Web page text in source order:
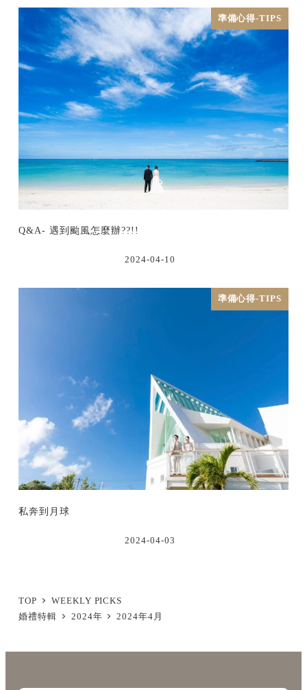
準備心得-TIPS
Q&A- 遇到颱風怎麼辦??!!
2024-04-10
準備心得-TIPS
私奔到月球
2024-04-03
TOP
WEEKLY PICKS
婚禮特輯
2024年 2024年4月